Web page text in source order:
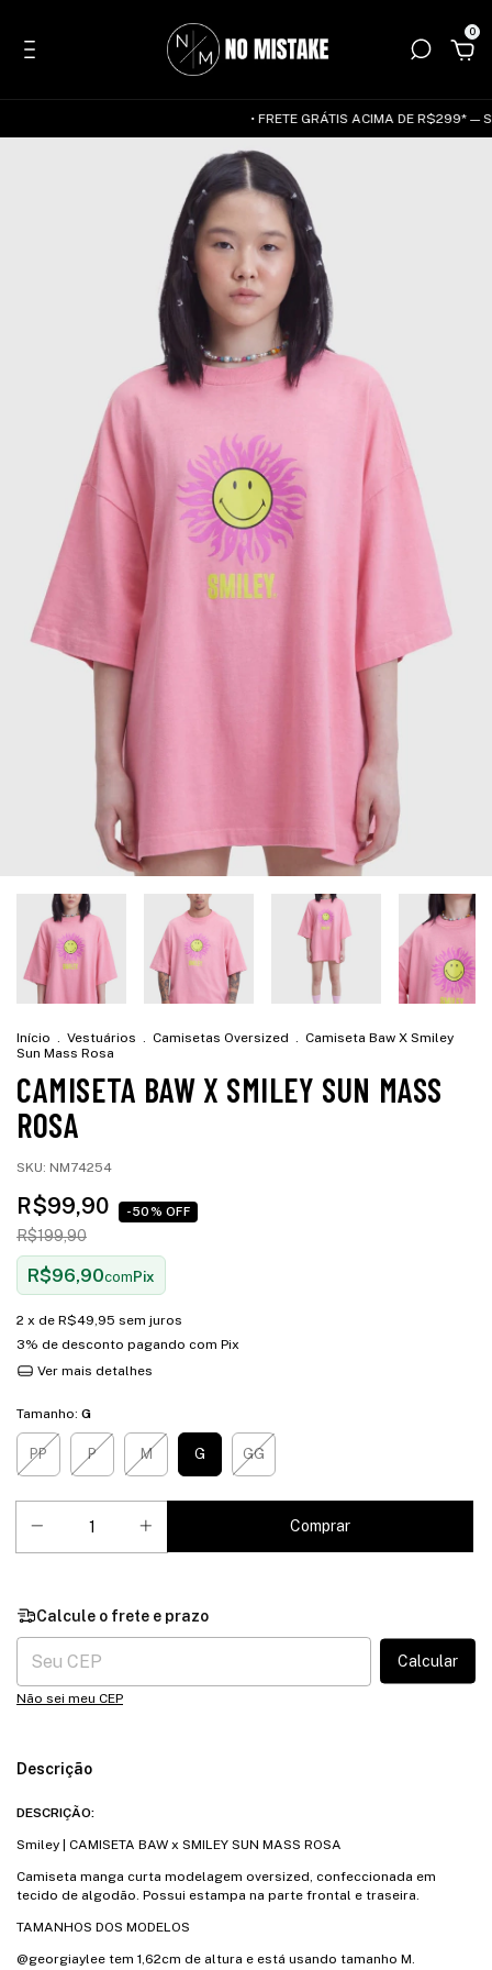
0
• FRETE GRÁTIS ACIMA DE R$299* —
Início . Vestuários . Camisetas Oversized . Camiseta Baw X Smiley
Sun Mass Rosa
CAMISETA BAW X SMILEY SUN MASS
ROSA
SKU: NM74254
R$99,90 -50% OFF
R$199,90
R$96,90com Pix
2 x de R$49,95 sem juros
3% de desconto pagando com Pix
Ver mais detalhes
Tamanho: G
PP P M G GG
Entregas para o CEP:
Calcular
Não sei meu CEP
Descrição
DESCRIÇÃO:
Smiley | CAMISETA BAW x SMILEY SUN MASS ROSA
Camiseta manga curta modelagem oversized, confeccionada em
tecido de algodão. Possui estampa na parte frontal e traseira.
TAMANHOS DOS MODELOS
@georgiaylee tem 1,62cm de altura e está usando tamanho M.